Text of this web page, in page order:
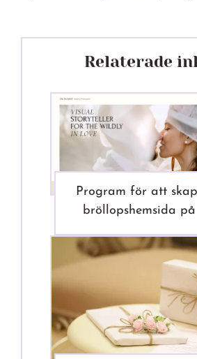
Relaterade
Program för att
bröllopshemsida